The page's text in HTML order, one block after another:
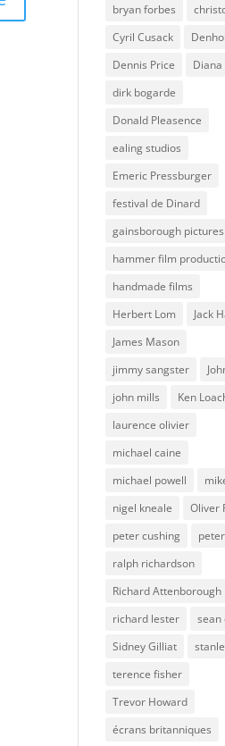
bryan forbes
Cyril Cusack
Dennis Price
Diana
dirk bogarde
Donald Pleasence
ealing studios
Emeric Pressburger
festival de Dinard
gainsborough pictures
hammer film
handmade films
Herbert Lom
Jack
James Mason
jimmy sangster
john mills
Ken
laurence olivier
michael caine
michael powell
nigel kneale
Oliver
peter cushing
ralph richardson
Richard Attenborough
richard lester
sean
Sidney Gilliat
terence fisher
Trevor Howard
écrans britanniques